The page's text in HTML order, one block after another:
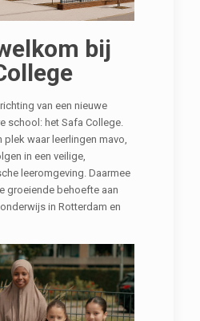
bij
van een nieuwe
school: het Safa College.
waar leerlingen mavo,
in een veilige,
leeromgeving. Daarmee
groeiende behoefte aan
in Rotterdam en